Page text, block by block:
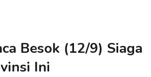
Besok (12/9) Siaga
Ini